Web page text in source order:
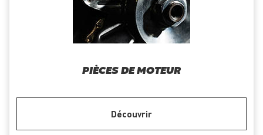
PIÈCES DE MOTEUR
Découvrir